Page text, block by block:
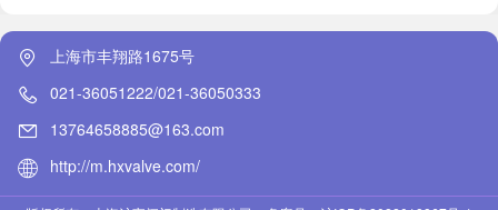
上海市丰翔路1675号
021-36051222/021-36050333
13764658885@163.com
http://m.hxvalve.com/